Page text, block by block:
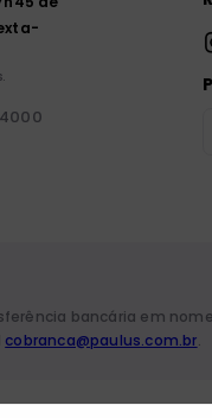
bancária em
cobranca@paulus.com.br.